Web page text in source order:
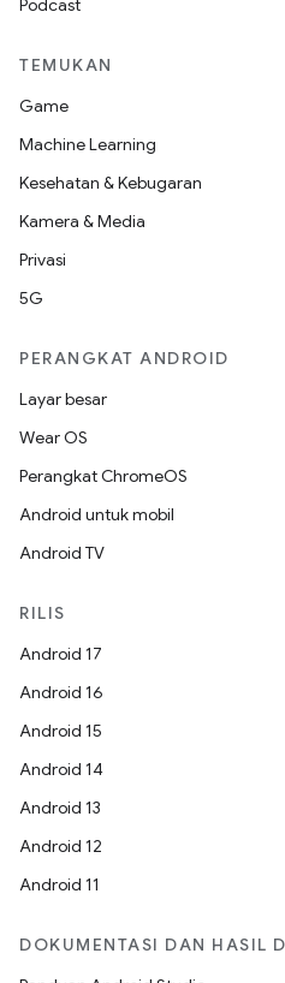
Podcast
TEMUKAN
Game
Machine Learning
Kesehatan & Kebugaran
Kamera & Media
Privasi
5G
PERANGKAT ANDROID
Layar besar
Wear OS
Perangkat ChromeOS
Android untuk mobil
Android TV
RILIS
Android 17
Android 16
Android 15
Android 14
Android 13
Android 12
Android 11
DOKUMENTASI DAN HASIL